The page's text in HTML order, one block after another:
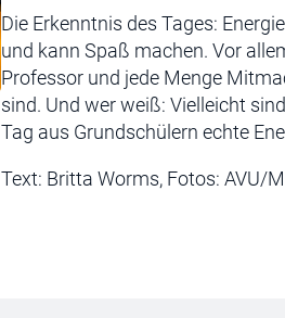
Die Erkenntnis des Tages:
und kann Spaß machen. Vor
Professor und jede Menge
sind. Und wer weiß: Vielleicht
Tag aus Grundschülern echte
Text: Britta Worms, Fotos: AVU/